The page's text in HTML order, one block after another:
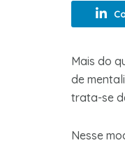
Mais do
de
trata-se
Nesse